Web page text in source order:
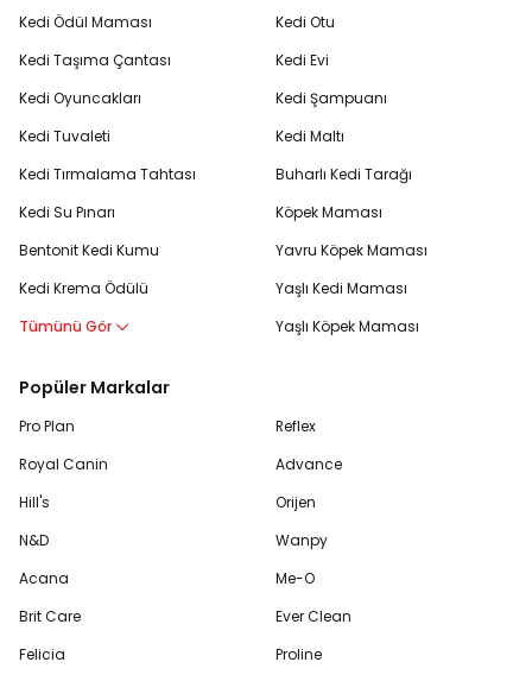
Kedi Ödül Maması
Kedi Taşıma Çantası
Kedi Oyuncakları
Kedi Tuvaleti
Kedi Tırmalama Tahtası
Kedi Su Pınarı
Bentonit Kedi Kumu
Kedi Krema Ödülü
Tümünü Gör
Kedi Otu
Kedi Evi
Kedi Şampuanı
Kedi Maltı
Buharlı Kedi Tarağı
Köpek Maması
Yavru Köpek Maması
Yaşlı Kedi Maması
Yaşlı Köpek Maması
Popüler Markalar
Pro Plan
Royal Canin
Hill's
N&D
Acana
Brit Care
Felicia
Reflex
Advance
Orijen
Wanpy
Me-O
Ever Clean
Proline